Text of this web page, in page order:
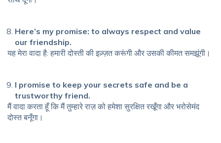
Here’s my promise: to always respect and value
our friendship.
यह मेरा वादा है: हमारी दोस्ती की इज़्ज़त करूंगी और उसकी कीमत समझूंगी।
I promise to keep your secrets safe and be a
trustworthy friend.
मैं वादा करता हूँ कि मैं तुम्हारे राज़ को हमेशा सुरक्षित रखूँगा और भरोसेमंद
दोस्त बनूँगा।